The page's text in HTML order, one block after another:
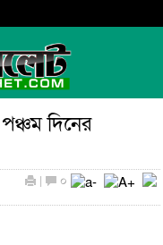
দিনের
| ০